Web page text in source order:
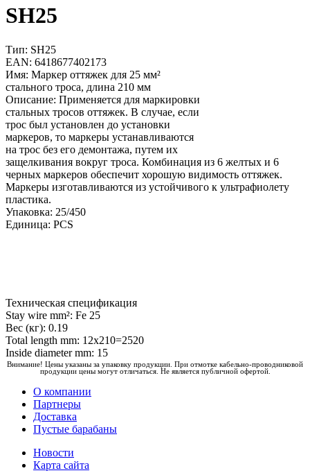
SH25
Тип: SH25
EAN: 6418677402173
Имя: Маркер оттяжек для 25 мм²
стального троса, длина 210 мм
Описание: Применяется для маркировки
стальных тросов оттяжек. В случае, если
трос был установлен до установки
маркеров, то маркеры устанавливаются
на трос без его демонтажа, путем их
защелкивания вокруг троса. Комбинация из 6 желтых и 6
черных маркеров обеспечит хорошую видимость оттяжек.
Маркеры изготавливаются из устойчивого к ультрафиолету
пластика.
Упаковка: 25/450
Единица: PCS
Техническая спецификация
Stay wire mm²: Fe 25
Вес (кг): 0.19
Total length mm: 12x210=2520
Inside diameter mm: 15
Внимание! Цены указаны за упаковку продукции. При отмотке кабельно-проводниковой
продукции цены могут отличаться. Не является публичной офертой.
О компании
Партнеры
Доставка
Пустые барабаны
Новости
Карта сайта